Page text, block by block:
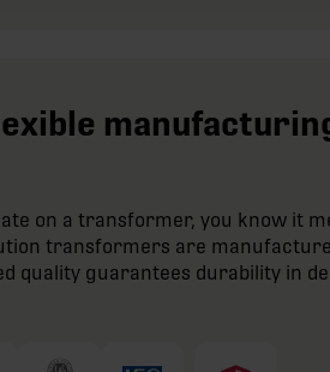
on a transformer, you know it
transformers are
quality guarantees durability in